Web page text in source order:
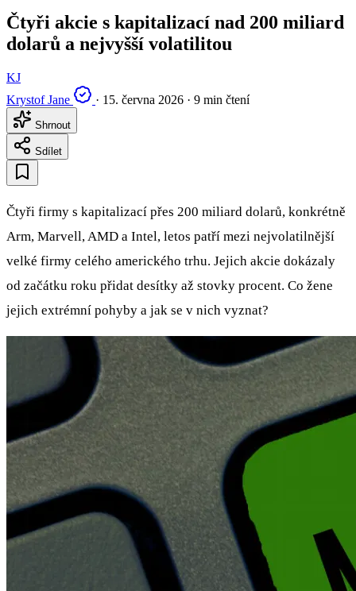
Čtyři akcie s kapitalizací nad 200 miliard
dolarů a nejvyšší volatilitou
KJ
Krystof Jane
· 15. června 2026 · 9 min čtení
Shrnout
Sdílet
Čtyři firmy s kapitalizací přes 200 miliard dolarů, konkrétně
Arm, Marvell, AMD a Intel, letos patří mezi nejvolatilnější
velké firmy celého amerického trhu. Jejich akcie dokázaly
od začátku roku přidat desítky až stovky procent. Co žene
jejich extrémní pohyby a jak se v nich vyznat?